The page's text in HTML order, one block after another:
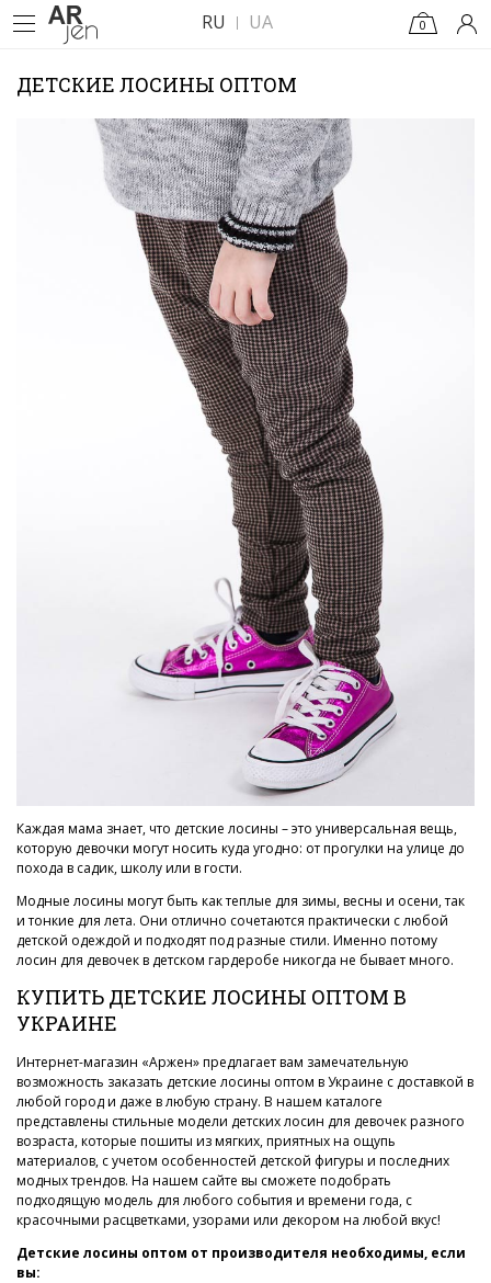
RU UA 0
ДЕТСКИЕ ЛОСИНЫ ОПТОМ
Каждая мама знает, что детские лосины – это универсальная вещь,
которую девочки могут носить куда угодно: от прогулки на улице до
похода в садик, школу или в гости.
Модные лосины могут быть как теплые для зимы, весны и осени, так
и тонкие для лета. Они отлично сочетаются практически с любой
детской одеждой и подходят под разные стили. Именно потому
лосин для девочек в детском гардеробе никогда не бывает много.
КУПИТЬ ДЕТСКИЕ ЛОСИНЫ ОПТОМ В
УКРАИНЕ
Интернет-магазин «Аржен» предлагает вам замечательную
возможность заказать детские лосины оптом в Украине с доставкой в
любой город и даже в любую страну. В нашем каталоге
представлены стильные модели детских лосин для девочек разного
возраста, которые пошиты из мягких, приятных на ощупь
материалов, с учетом особенностей детской фигуры и последних
модных трендов. На нашем сайте вы сможете подобрать
подходящую модель для любого события и времени года, с
красочными расцветками, узорами или декором на любой вкус!
Детские лосины оптом от производителя необходимы, если
вы: